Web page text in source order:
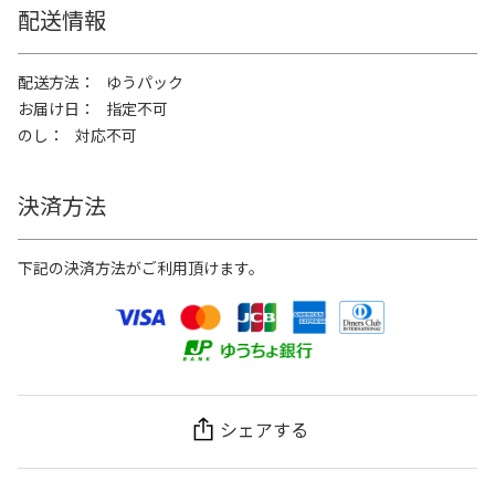
配送情報
配送方法
ゆうパック
お届け日
指定不可
のし
対応不可
決済方法
下記の決済方法がご利用頂けます。
シェアする